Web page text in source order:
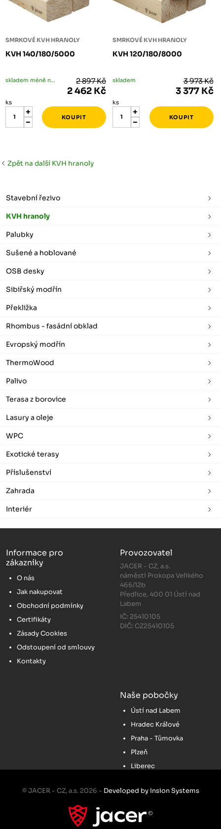
SMRKOVÉ KVH HRANOLY
KVH 140/180/5000
skladem méně než 5 ks 2 897 Kč
2 462 Kč
ks
SMRKOVÉ KVH HRANOLY
KVH 120/180/8000
skladem 3 973 Kč
3 377 Kč
ks
Zpět na další KVH hranoly
Stavební řezivo
KVH hranoly
Palubky
Sušené a hoblované
OSB desky
Sibiřský modřín
Překližka
Rhombus - fasádní obklad
Evropský modřín
ThermoWood
Palivo
Terasa z borovice
Lasury a oleje
WPC
Exotické terasy
Příslušenství
Zahrada
Interiér
Informace pro
zákazníky
O nás
Jak nakupovat
Obchodní podmínky
Certifikáty
Zásady Cookies
Odstoupení od smlouvy
Kontakty
Provozovatel
JACER - CZ, a.s.
náměstí Prokopa Velikého
466/12b
Předlice, 400 01 Ústí nad
Labem
IČ: 25410105
DIČ: CZ25410105
Naše pobočky
Ústí nad Labem
Hradec Králové
Praha - Tůmovka
Plzeň
Liberec
© JACER - CZ, a.s. 2026 - Developed by Insion Systems